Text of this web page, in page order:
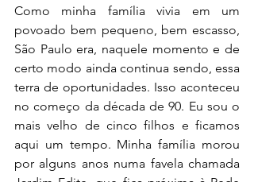
Como minha família vivia em um
povoado bem pequeno, bem escasso,
São Paulo era, naquele momento e de
certo modo ainda continua sendo, essa
terra de oportunidades. Isso aconteceu
no começo da década de 90. Eu sou o
mais velho de cinco filhos e ficamos
aqui um tempo. Minha família morou
por alguns anos numa favela chamada